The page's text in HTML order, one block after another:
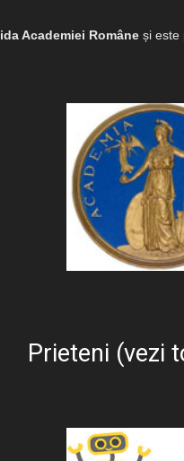
Academiei Române și este
Prieteni (vezi